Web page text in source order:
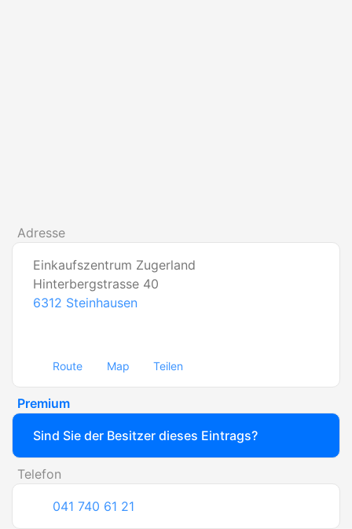
Adresse
Einkaufszentrum Zugerland
Hinterbergstrasse 40
6312 Steinhausen
Route Map Teilen
Premium
Sind Sie der Besitzer dieses Eintrags?
Telefon
041 740 61 21